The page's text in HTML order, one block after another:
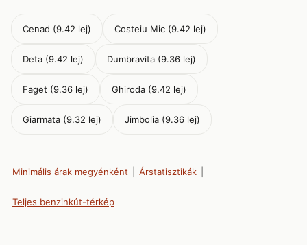
Cenad (9.42 lej) Costeiu Mic (9.42 lej)
Deta (9.42 lej) Dumbravita (9.36 lej)
Faget (9.36 lej) Ghiroda (9.42 lej)
Giarmata (9.32 lej) Jimbolia (9.36 lej)
Minimális árak megyénként Árstatisztikák
Teljes benzinkút-térkép